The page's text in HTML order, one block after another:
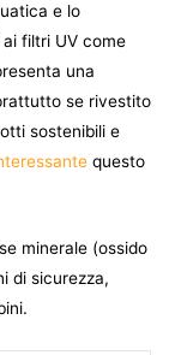
e lo
filtri UV come
una
se rivestito
sostenibili e
questo
minerale (ossido
di sicurezza,